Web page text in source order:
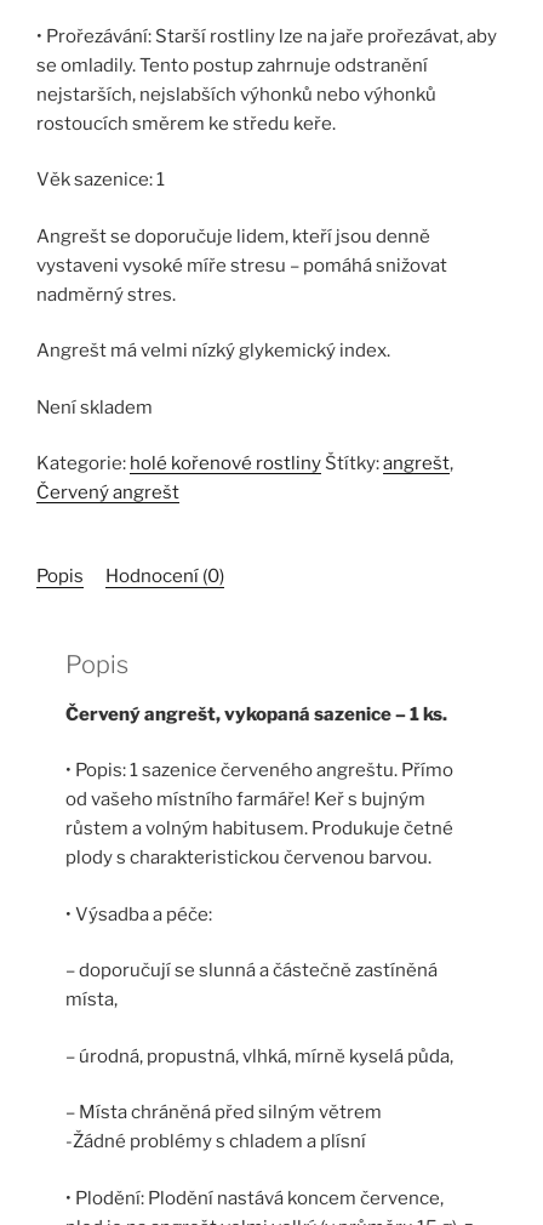
• Prořezávání: Starší rostliny lze na jaře prořezávat, aby
se omladily. Tento postup zahrnuje odstranění
nejstarších, nejslabších výhonků nebo výhonků
rostoucích směrem ke středu keře.
Věk sazenice: 1
Angrešt se doporučuje lidem, kteří jsou denně
vystaveni vysoké míře stresu – pomáhá snižovat
nadměrný stres.
Angrešt má velmi nízký glykemický index.
Není skladem
Kategorie: holé kořenové rostliny Štítky:angrešt,
Červený angrešt
Popis Hodnocení (0)
Popis
Červený angrešt, vykopaná sazenice – 1 ks.
• Popis: 1 sazenice červeného angreštu. Přímo
od vašeho místního farmáře! Keř s bujným
růstem a volným habitusem. Produkuje četné
plody s charakteristickou červenou barvou.
• Výsadba a péče:
– doporučují se slunná a částečně zastíněná
místa,
– úrodná, propustná, vlhká, mírně kyselá půda,
– Místa chráněná před silným větrem
-Žádné problémy s chladem a plísní
• Plodění: Plodění nastává koncem července,